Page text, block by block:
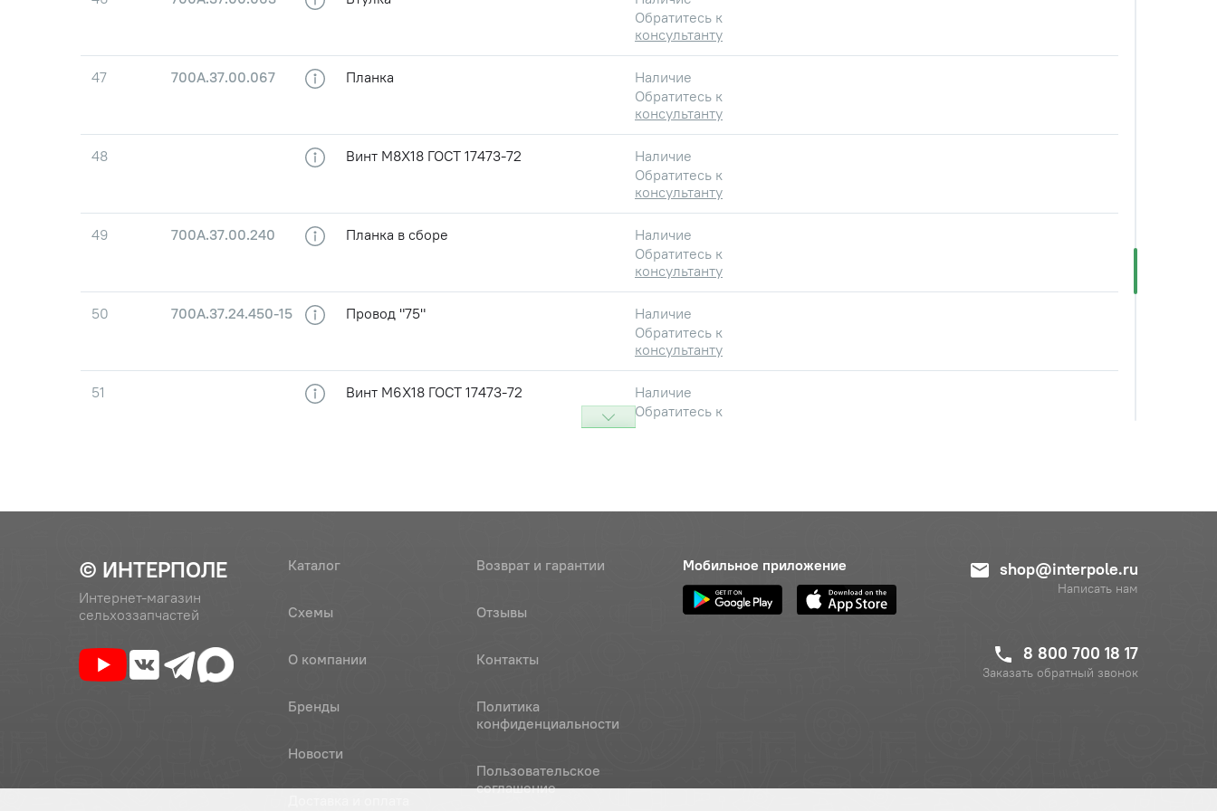
Обратитесь к
консультанту
47 700А.37.00.067 Планка
Наличие
Обратитесь к
консультанту
48 Винт М8Х18 ГОСТ 17473-72
Наличие
Обратитесь к
консультанту
49 700А.37.00.240 Планка в сборе
Наличие
Обратитесь к
консультанту
50 700А.37.24.450-15 Провод "75"
Наличие
Обратитесь к
консультанту
51 Винт М6X18 ГОСТ 17473-72
Наличие
Обратитесь к
консультанту
Обратитесь к
консультанту
(ПФ204)
Панель соединительная типа ПСЧ-А2
Обратитесь к
© ИНТЕРПОЛЕ
Интернет-магазин
сельхоззапчастей
Каталог
Схемы
О компании
Бренды
Новости
Возврат и гарантии
Отзывы
Контакты
Политика
конфиденциальности
Пользовательское
соглашение
Мобильное приложение shop@interpole.ru
Написать нам
8 800 700 18 17
Заказать обратный звонок